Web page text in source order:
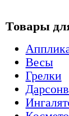
Товары
Весы
Грелки